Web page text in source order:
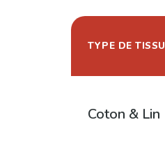
TYPE DE TISSU
Coton & Lin